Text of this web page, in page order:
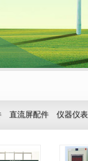
直流屏配件 仪器仪表